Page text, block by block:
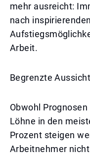
mehr ausreicht:
nach
Arbeit.
Begrenzte
Obwohl
Löhne in den
Prozent steigen
Arbeitnehmer